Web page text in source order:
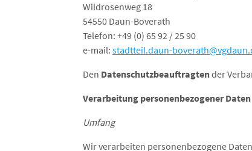
Wildrosenweg 18
54550 Daun-Boverath
Telefon: +49 (0) 65 92 / 25 90
e-mail: stadtteil.daun-
Den Datenschutzbeauftragtender
Verarbeitung personenbezogener Daten
Umfang
Wir verarbeiten personenbezogene